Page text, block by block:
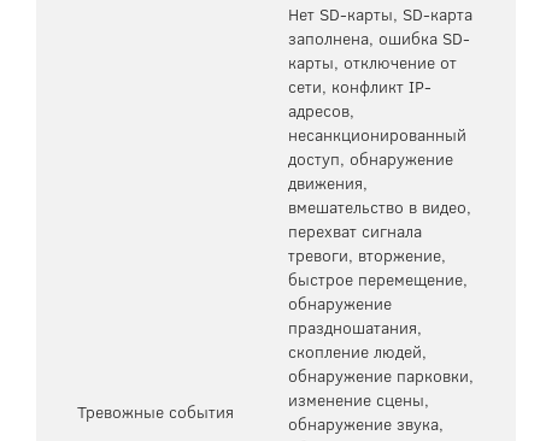
Тревожные события
Нет SD-карты, SD-карта
заполнена, ошибка SD-
карты, отключение от
сети, конфликт IP-
адресов,
несанкционированный
доступ, обнаружение
движения,
вмешательство в видео,
перехват сигнала
тревоги, вторжение,
быстрое перемещение,
обнаружение
праздношатания,
скопление людей,
обнаружение парковки,
изменение сцены,
обнаружение звука,